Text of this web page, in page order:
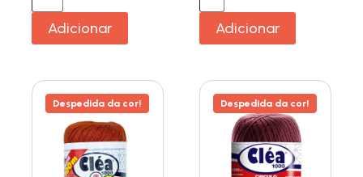
Adicionar Adicionar
Despedida da cor! Despedida da cor!